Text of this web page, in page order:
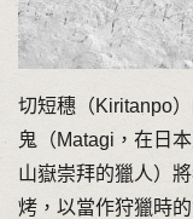
切短穗（Kiritanpo
鬼（Matagi，在日
山嶽崇拜的獵人）
烤，以當作狩獵時